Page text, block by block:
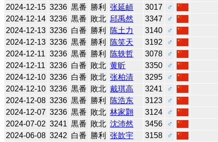
2024-12-15 3236 黒番 勝利 张延頔 3017
♂
2024-12-14 3236 黒番 敗北 邱禹然 3347
♂
2024-12-13 3236 白番 勝利 陈土力 3140
♂
2024-12-13 3236 黒番 勝利 陈笑天 3192
♂
2024-12-11 3236 黒番 勝利 陈轶哲 3078
♂
2024-12-11 3236 白番 敗北 黄昕 3350
♂
2024-12-10 3236 白番 敗北 张柏清 3295
♂
2024-12-10 3236 黒番 敗北 戴琪高 3241
♂
2024-12-08 3236 黒番 勝利 陈浩东 3123
♂
2024-12-07 3236 黒番 敗北 林家翾 3124
♂
2024-07-02 3241 黒番 敗北 沈沛然 3456
♂
2024-06-08 3242 白番 勝利 张歆宇 3158
♂